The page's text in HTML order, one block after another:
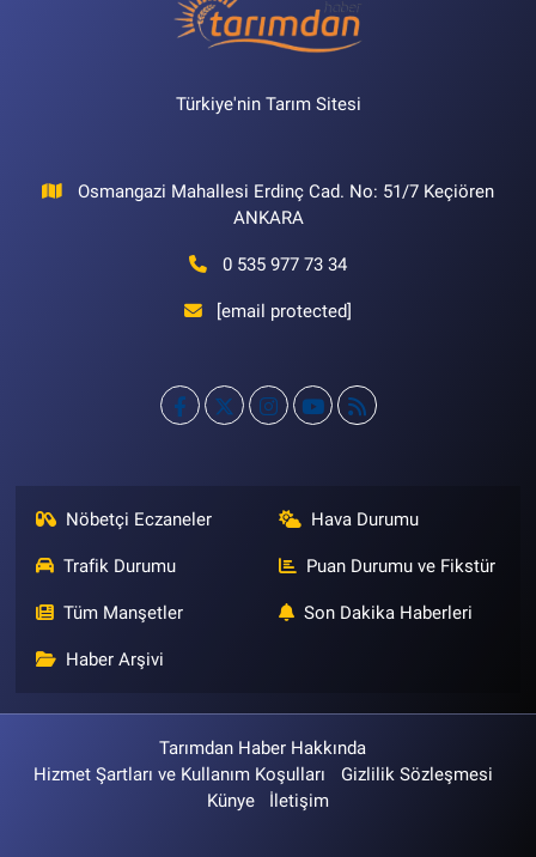
Türkiye'nin Tarım Sitesi
Osmangazi Mahallesi Erdinç Cad. No: 51/7 Keçiören
ANKARA
0 535 977 73 34
[email protected]
Nöbetçi Eczaneler Hava Durumu
Trafik Durumu Puan Durumu ve Fikstür
Tüm Manşetler Son Dakika Haberleri
Haber Arşivi
Tarımdan Haber Hakkında
Hizmet Şartları ve Kullanım Koşulları
Gizlilik Sözleşmesi
Künye
İletişim